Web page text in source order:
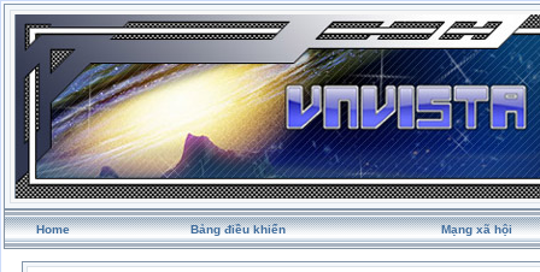
Home Bảng điều khiển Mạng xã hội